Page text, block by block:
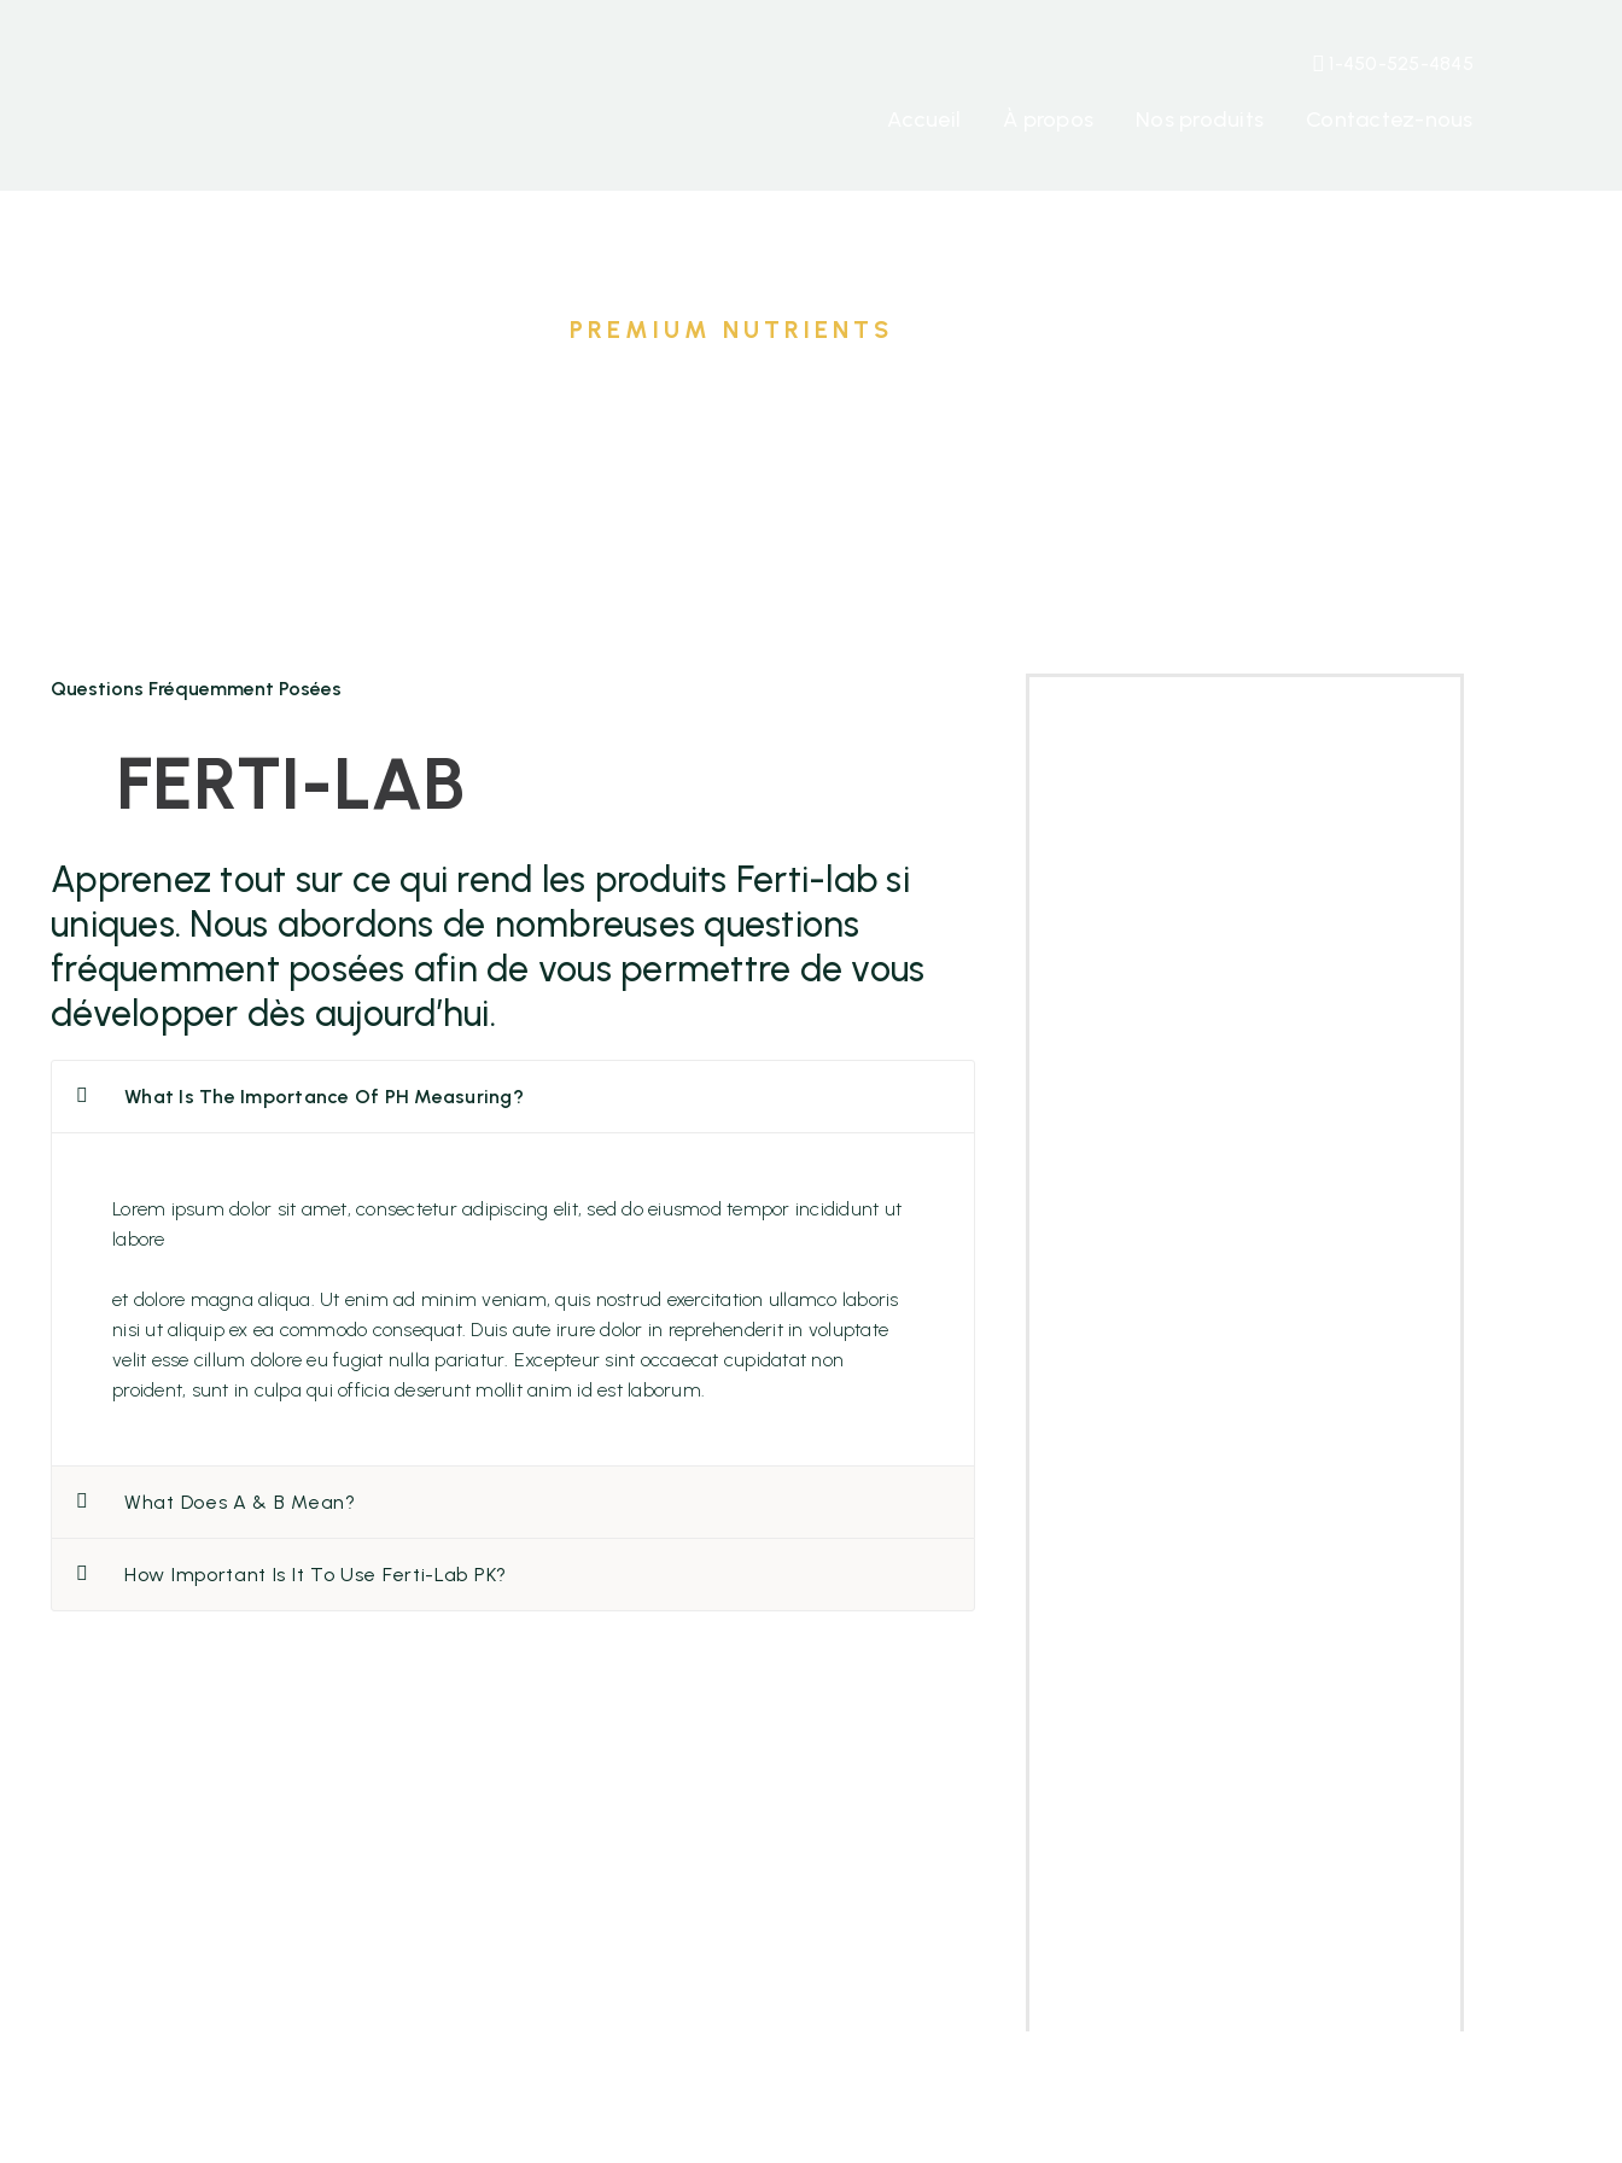
PREMIUM NUTRIENTS
Questions Fréquemment Posées
FERTI-LAB
Apprenez tout sur ce qui rend les produits Ferti-lab si
uniques. Nous abordons de nombreuses questions
fréquemment posées afin de vous permettre de vous
développer dès aujourd’hui.
What Is The Importance Of PH Measuring?
Lorem ipsum dolor sit amet, consectetur adipiscing elit, sed do eiusmod tempor incididunt ut
labore
et dolore magna aliqua. Ut enim ad minim veniam, quis nostrud exercitation ullamco laboris
nisi ut aliquip ex ea commodo consequat. Duis aute irure dolor in reprehenderit in voluptate
velit esse cillum dolore eu fugiat nulla pariatur. Excepteur sint occaecat cupidatat non
proident, sunt in culpa qui officia deserunt mollit anim id est laborum.
What Does A & B Mean?
How Important Is It To Use Ferti-Lab PK?